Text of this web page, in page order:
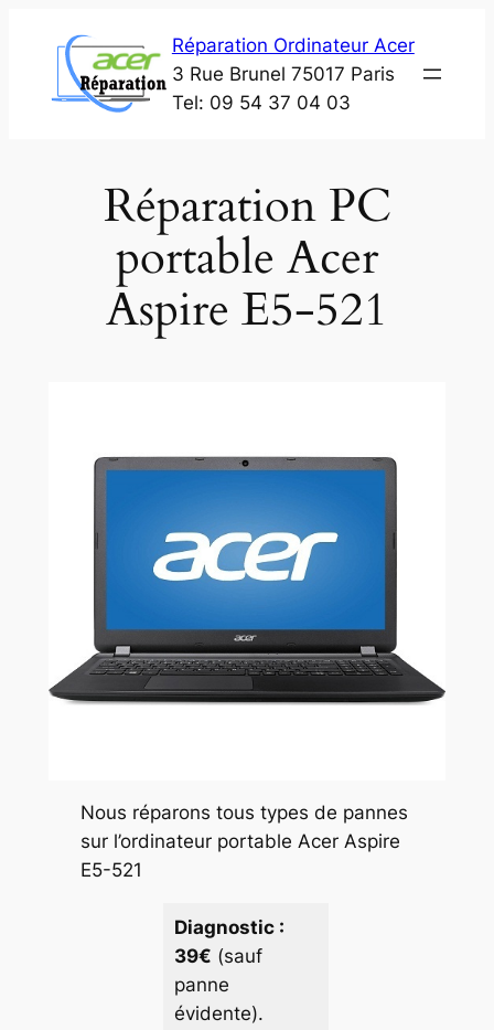
contenu
Réparation Ordinateur Acer
3 Rue Brunel 75017 Paris
Tel: 09 54 37 04 03
Réparation PC
portable Acer
Aspire E5-521
Nous réparons tous types de pannes
sur l’ordinateur portable Acer Aspire
E5-521
Diagnostic :
39€ (sauf
panne
évidente).